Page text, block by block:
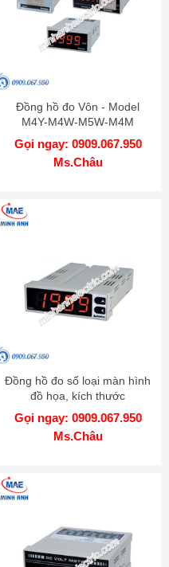
Đồng hồ đo Vôn - Model
M4Y-M4W-M5W-M4M
Gọi ngay: 0909.067.950
Ms.Châu
Đồng hồ đo số loại màn hình
đồ họa, kích thước
W75xH25mm - Model M4V
Gọi ngay: 0909.067.950
Ms.Châu